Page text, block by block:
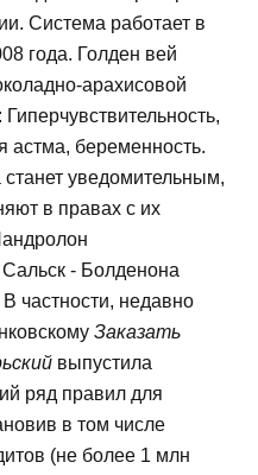
Система работает в
года. Голден вей
арахисовой
астма, беременность.
уведомительным,
в правах с их
- Болденона
частности, недавно
Заказать
выпустила
ряд правил для
в том числе
(не более 1 млн